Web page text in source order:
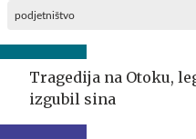
podjetništvo
Tragedija na Otoku,
izgubil sina